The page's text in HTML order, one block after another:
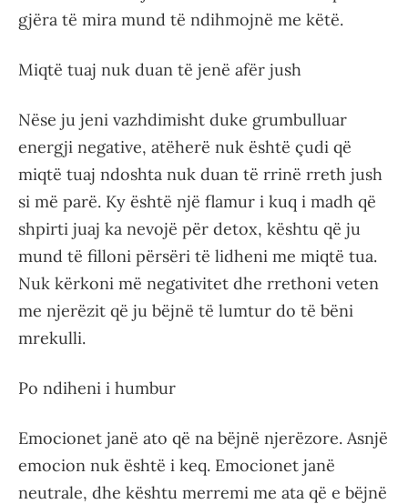
gjëra të mira mund të ndihmojnë me këtë.
Miqtë tuaj nuk duan të jenë afër jush
Nëse ju jeni vazhdimisht duke grumbulluar
energji negative, atëherë nuk është çudi që
miqtë tuaj ndoshta nuk duan të rrinë rreth jush
si më parë. Ky është një flamur i kuq i madh që
shpirti juaj ka nevojë për detox, kështu që ju
mund të filloni përsëri të lidheni me miqtë tua.
Nuk kërkoni më negativitet dhe rrethoni veten
me njerëzit që ju bëjnë të lumtur do të bëni
mrekulli.
Po ndiheni i humbur
Emocionet janë ato që na bëjnë njerëzore. Asnjë
emocion nuk është i keq. Emocionet janë
neutrale, dhe kështu merremi me ata që e bëjnë